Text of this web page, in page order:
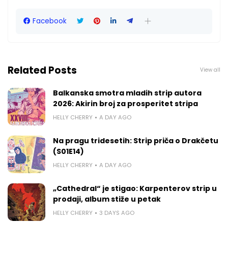
Facebook
Related Posts View all
Balkanska smotra mladih strip autora
2026: Akirin broj za prosperitet stripa
HELLY CHERRY A DAY AGO
Na pragu tridesetih: Strip priča o Drakčetu
(S01E14)
HELLY CHERRY A DAY AGO
„Cathedral“ je stigao: Karpenterov strip u
prodaji, album stiže u petak
HELLY CHERRY 3 DAYS AGO